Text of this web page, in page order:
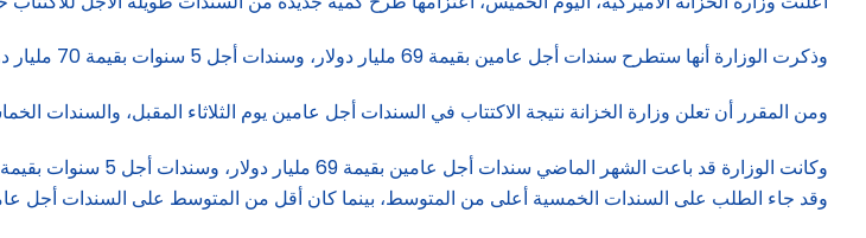
وذكرت الوزارة أنها ستطرح سندات أجل عامين بقيمة 69 مليار دولار، وسندات أجل 5 سنوات بقيمة 70 مليار دولار، على أن تختتم أسبوع الطرح ببيع سندات أجل 7 سنوات بقيمة 44 مليار دولار.
ومن المقرر أن تعلن وزارة الخزانة نتيجة الاكتتاب في السندات أجل عامين يوم الثلاثاء المقبل، والسندات
وقد جاء الطلب على السندات الخمسية أعلى من المتوسط، بينما كان أقل من المتوسط على السندات أجل عامين